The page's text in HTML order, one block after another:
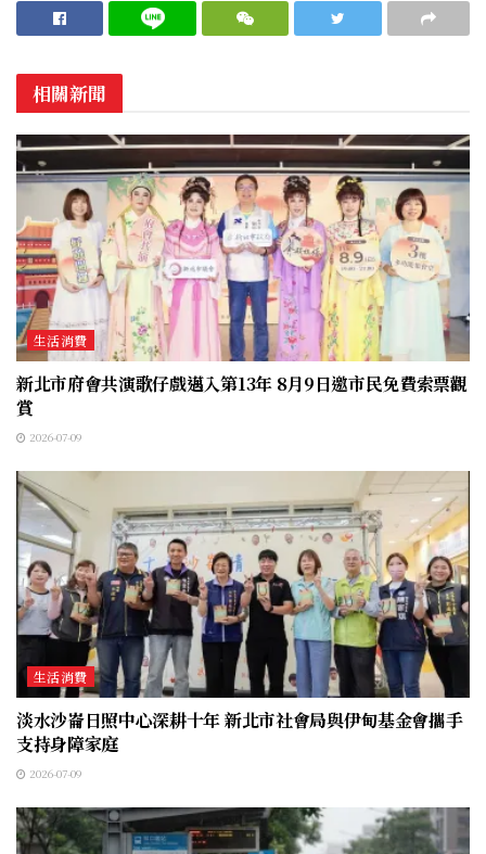
相關新聞
生活消費
新北市府會共演歌仔戲邁入第13年 8月9日邀市民免費索票觀
賞
2026-07-09
生活消費
淡水沙崙日照中心深耕十年 新北市社會局與伊甸基金會攜手
支持身障家庭
2026-07-09